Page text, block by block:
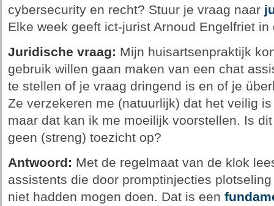
cybersecurity en recht? Stuur je vraag naar
Elke week geeft ict-jurist Arnoud Engelfriet
Juridische vraag: Mijn huisartsenpraktijk
gebruik willen gaan maken van een chat
te stellen of je vraag dringend is en of je
Ze verzekeren me (natuurlijk) dat het veilig
maar dat kan ik me moeilijk voorstellen. Is
geen (streng) toezicht op?
Antwoord: Met de regelmaat van de klok
assistents die door promptinjecties
niet hadden mogen doen. Dat is een